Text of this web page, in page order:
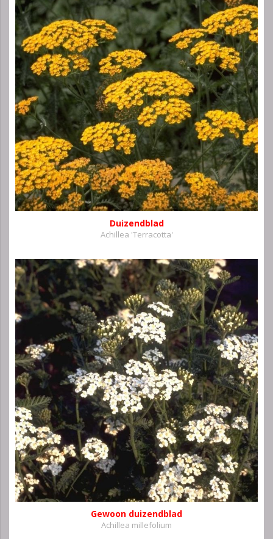
Duizendblad
Achillea 'Terracotta'
Gewoon duizendblad
Achillea millefolium